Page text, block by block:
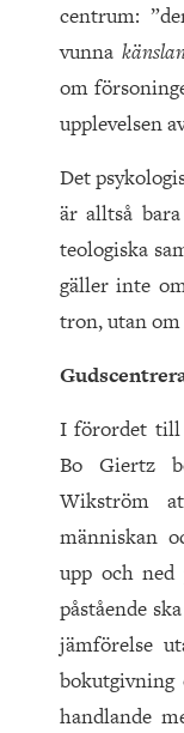
centrum:
vunna
om
upplevelsen
Det
är alltså
teologiska
gäller inte
tron, utan om
I förordet till
Bo Giertz
Wikström
människan
upp och ned
påstående
jämförelse
handlande